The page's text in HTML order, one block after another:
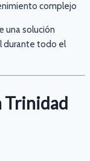
complejo
una solución
durante todo el
Trinidad